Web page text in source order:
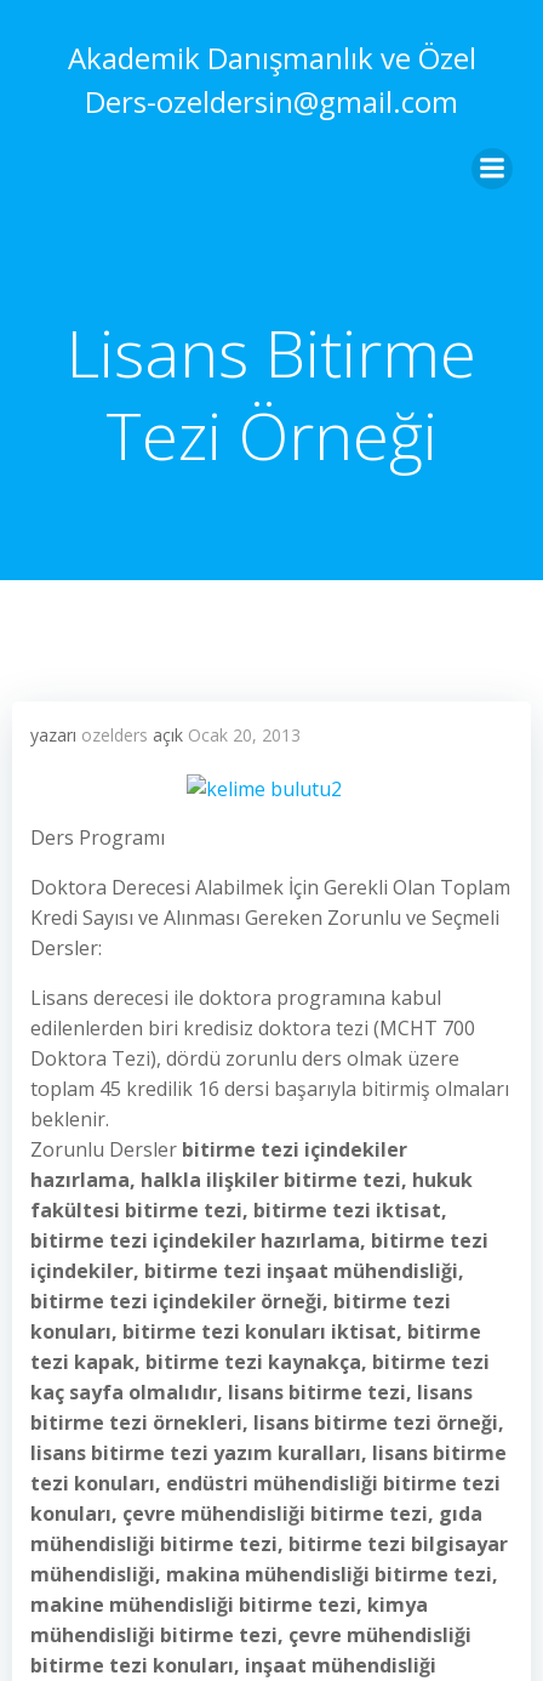
Akademik Danışmanlık ve Özel
Ders-ozeldersin@gmail.com
Lisans Bitirme
Tezi Örneği
yazarı ozelders açık Ocak 20, 2013
Ders Programı
Doktora Derecesi Alabilmek İçin Gerekli Olan Toplam
Kredi Sayısı ve Alınması Gereken Zorunlu ve Seçmeli
Dersler:
Lisans derecesi ile doktora programına kabul
edilenlerden biri kredisiz doktora tezi (MCHT 700
Doktora Tezi), dördü zorunlu ders olmak üzere
toplam 45 kredilik 16 dersi başarıyla bitirmiş olmaları
beklenir.
Zorunlu Dersler bitirme tezi içindekiler
hazırlama, halkla ilişkiler bitirme tezi, hukuk
fakültesi bitirme tezi, bitirme tezi iktisat,
bitirme tezi içindekiler hazırlama, bitirme tezi
içindekiler, bitirme tezi inşaat mühendisliği,
bitirme tezi içindekiler örneği, bitirme tezi
konuları, bitirme tezi konuları iktisat, bitirme
tezi kapak, bitirme tezi kaynakça, bitirme tezi
kaç sayfa olmalıdır, lisans bitirme tezi, lisans
bitirme tezi örnekleri, lisans bitirme tezi örneği,
lisans bitirme tezi yazım kuralları, lisans bitirme
tezi konuları, endüstri mühendisliği bitirme tezi
konuları, çevre mühendisliği bitirme tezi, gıda
mühendisliği bitirme tezi, bitirme tezi bilgisayar
mühendisliği, makina mühendisliği bitirme tezi,
makine mühendisliği bitirme tezi, kimya
mühendisliği bitirme tezi, çevre mühendisliği
bitirme tezi konuları, inşaat mühendisliği